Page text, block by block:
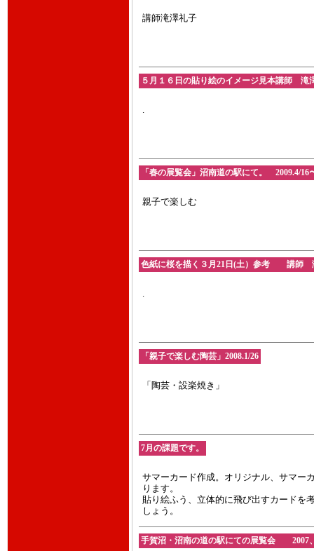
講師滝澤礼子
５月１６日の貼り絵のイメージ見本講師
.
「春の展覧会」沼南道の駅にて。 2009.4/16
親子で楽しむ
色紙に桜を描く３月21日(土）参考 講師
.
「親子で楽しむ陶芸」2008.1/26
「陶芸・設楽焼き」
7月の課題です。
サマーカード作成。オリジナル、サマー
ります。
貼り絵ふう、立体的に飛び出すカードを
しょう。
手賀沼・沼南の道の駅にての展覧会 2007